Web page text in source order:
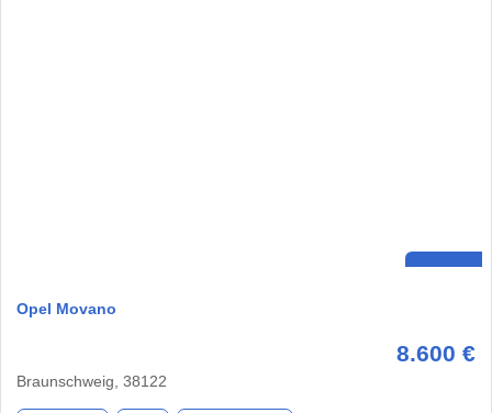
Opel Movano
8.600 €
Braunschweig, 38122